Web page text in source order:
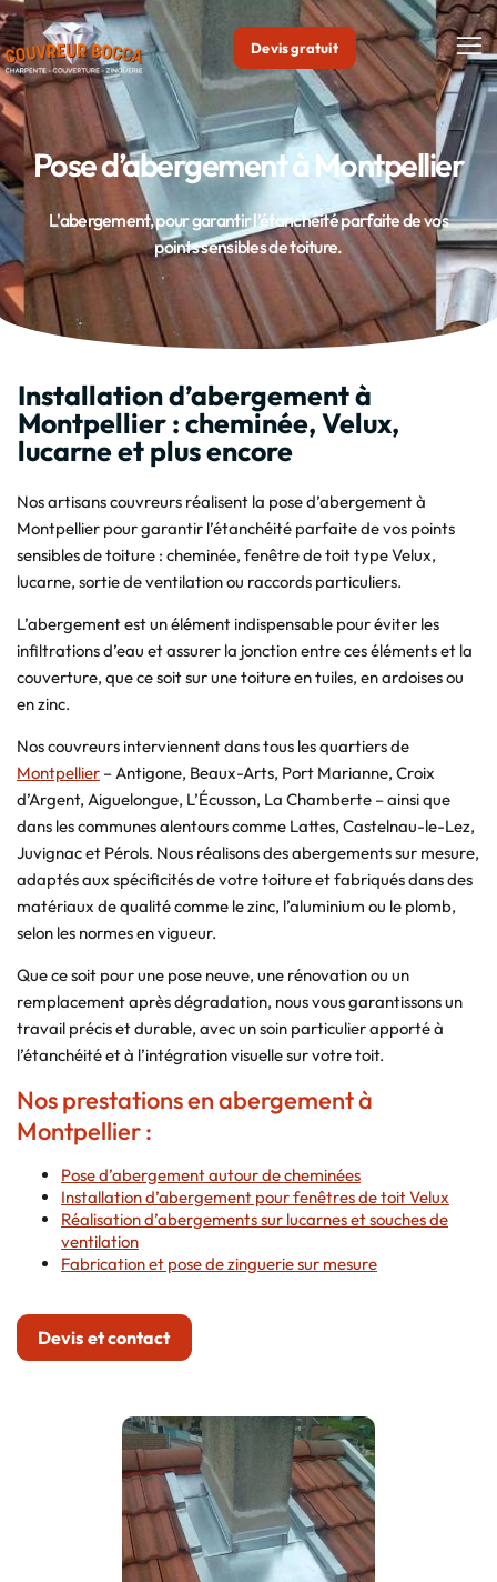
Devis gratuit
Pose d’abergement à Montpellier
L'abergement, pour garantir l’étanchéité parfaite de vos
points sensibles de toiture.
Installation d’abergement à
Montpellier : cheminée, Velux,
lucarne et plus encore
Nos artisans couvreurs réalisent la pose d’abergement à
Montpellier pour garantir l’étanchéité parfaite de vos points
sensibles de toiture : cheminée, fenêtre de toit type Velux,
lucarne, sortie de ventilation ou raccords particuliers.
L’abergement est un élément indispensable pour éviter les
infiltrations d’eau et assurer la jonction entre ces éléments et la
couverture, que ce soit sur une toiture en tuiles, en ardoises ou
en zinc.
Nos couvreurs interviennent dans tous les quartiers de
Montpellier – Antigone, Beaux-Arts, Port Marianne, Croix
d’Argent, Aiguelongue, L’Écusson, La Chamberte – ainsi que
dans les communes alentours comme Lattes, Castelnau-le-Lez,
Juvignac et Pérols. Nous réalisons des abergements sur mesure,
adaptés aux spécificités de votre toiture et fabriqués dans des
matériaux de qualité comme le zinc, l’aluminium ou le plomb,
selon les normes en vigueur.
Que ce soit pour une pose neuve, une rénovation ou un
remplacement après dégradation, nous vous garantissons un
travail précis et durable, avec un soin particulier apporté à
l’étanchéité et à l’intégration visuelle sur votre toit.
Nos prestations en abergement à
Montpellier :
Pose d’abergement autour de cheminées
Installation d’abergement pour fenêtres de toit Velux
Réalisation d’abergements sur lucarnes et souches de
ventilation
Fabrication et pose de zinguerie sur mesure
Devis et contact